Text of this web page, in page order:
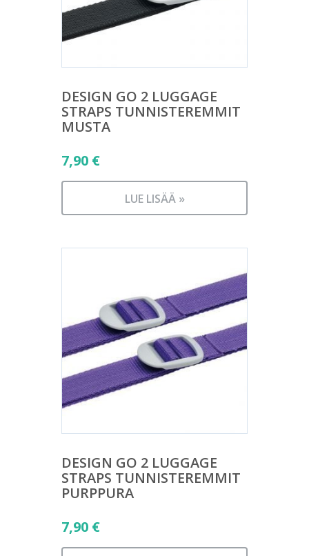
DESIGN GO 2 LUGGAGE
STRAPS TUNNISTEREMMIT
MUSTA
7,90 €
LUE LISÄÄ »
DESIGN GO 2 LUGGAGE
STRAPS TUNNISTEREMMIT
PURPPURA
7,90 €